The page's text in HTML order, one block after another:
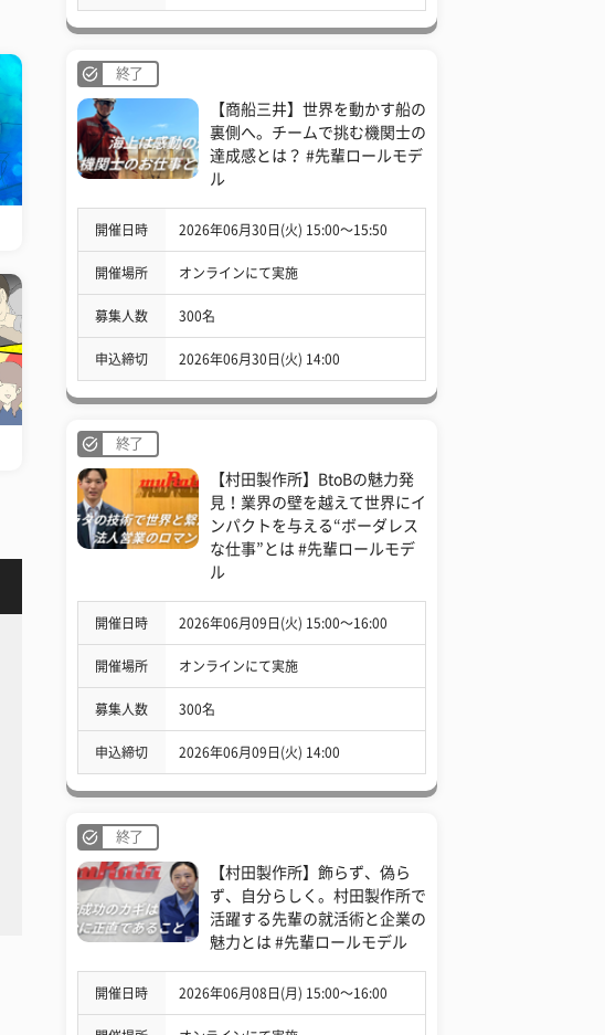
終了
【商船三井】世界を動かす船の
裏側へ。チームで挑む機関士の
達成感とは？ #先輩ロールモデ
ル
開催日時 2026年06月30日(火) 15:00〜15:50
開催場所 オンラインにて実施
募集人数 300名
申込締切 2026年06月30日(火) 14:00
終了
【村田製作所】BtoBの魅力発
見！業界の壁を越えて世界にイ
ンパクトを与える“ボーダレス
な仕事”とは #先輩ロールモデ
ル
開催日時 2026年06月09日(火) 15:00〜16:00
開催場所 オンラインにて実施
募集人数 300名
申込締切 2026年06月09日(火) 14:00
終了
【村田製作所】飾らず、偽ら
ず、自分らしく。村田製作所で
活躍する先輩の就活術と企業の
魅力とは #先輩ロールモデル
開催日時 2026年06月08日(月) 15:00〜16:00